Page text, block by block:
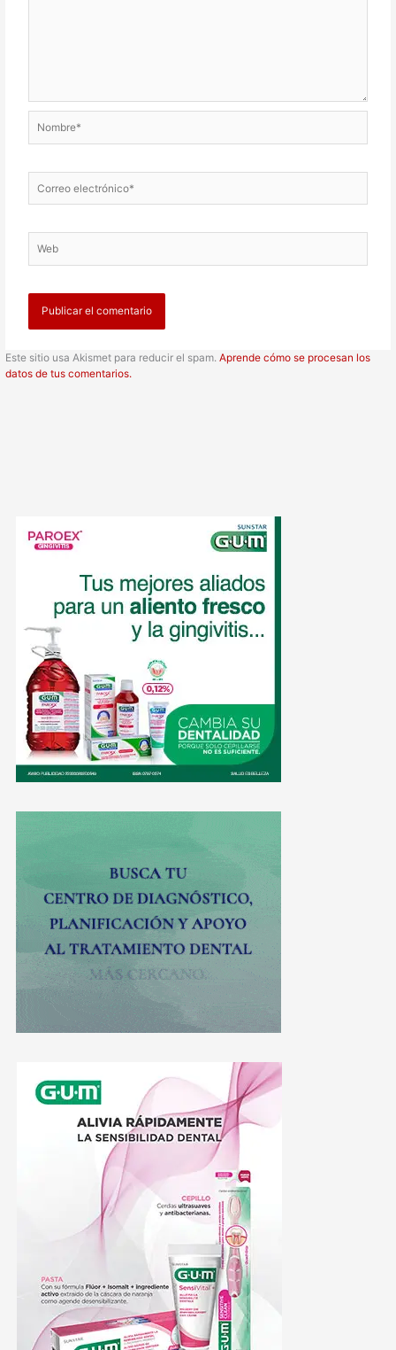
electrónico*
Este sitio usa Akismet para reducir el spam.Aprende cómo se procesan los
datos de tus comentarios.